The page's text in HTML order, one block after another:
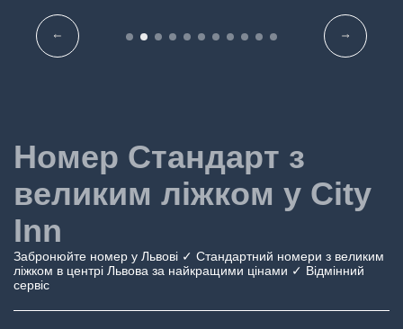
PREV NEXT
Номер Стандарт з
великим ліжком у City
Inn
Забронюйте номер у Львові ✓ Стандартний номери з великим
ліжком в центрі Львова за найкращими цінами ✓ Відмінний
сервіс